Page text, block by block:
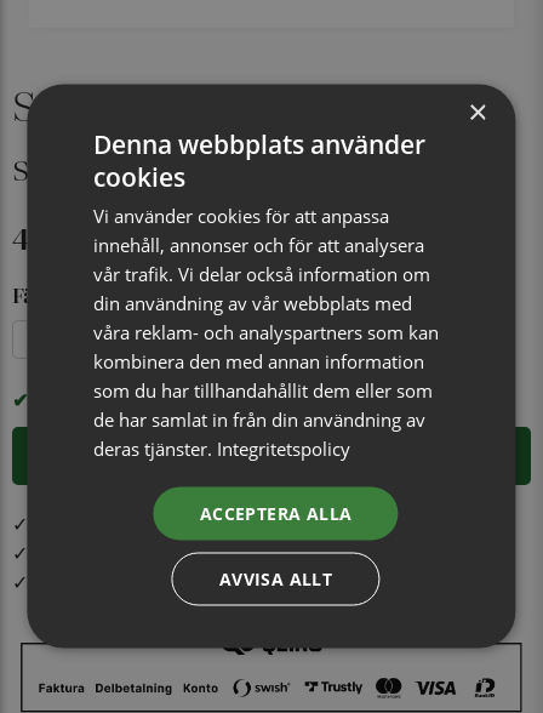
Sidenslips, mönstrad 027
svart
449 kr
Färg
Marinblå Ljusblå Brun Svart Beige
I LAGER
LÄGG I VARUKORGEN
✓ Öppet köp i 30 dagar ✓ Fri frakt från 499 kr
✓ Din beställning skickas inom 1-2 vardagar
✓ Snabb leverans från vårt lager i Jönköping
×
Denna webbplats använder
cookies
Vi använder cookies för att anpassa
innehåll, annonser och för att analysera
vår trafik. Vi delar också information om
din användning av vår webbplats med
våra reklam- och analyspartners som kan
kombinera den med annan information
som du har tillhandahållit dem eller som
de har samlat in från din användning av
deras tjänster. Integritetspolicy
ACCEPTERA ALLA
AVVISA ALLT